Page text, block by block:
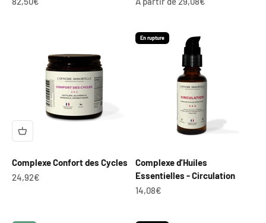
Complexe Confort des Cycles
Prix de vente
24,92€
En rupture
Complexe d'Huiles
Essentielles - Circulation
Prix de vente
14,08€